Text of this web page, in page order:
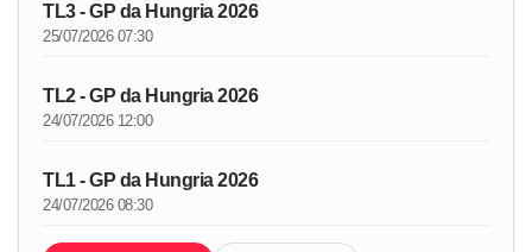
TL3 - GP da Hungria 2026
25/07/2026 07:30
TL2 - GP da Hungria 2026
24/07/2026 12:00
TL1 - GP da Hungria 2026
24/07/2026 08:30